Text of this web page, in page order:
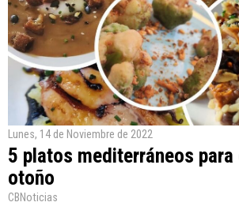
Lunes, 14 de Noviembre de 2022
5 platos mediterráneos
otoño
CBNoticias